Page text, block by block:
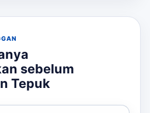
sebelum
Tepuk